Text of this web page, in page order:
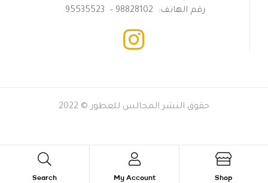
رقم الهاتف: 98828102 – 95535523
حقوق النشر المجالس للعطور © 2022
Shop
My Account
Search